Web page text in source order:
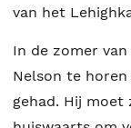
van het
In de zomer
Nelson te
gehad. Hij moet